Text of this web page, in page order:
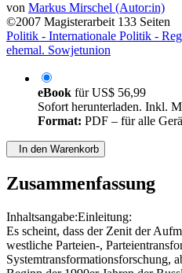
von Markus Mirschel (Autor:in)
©2007 Magisterarbeit 133 Seiten
Politik - Internationale Politik -
ehemal. Sowjetunion
eBook fürUS$ 56,99
Sofort herunterladen. Inkl.
Format: PDF – für alle
In den Warenkorb
Zusammenfassung
Inhaltsangabe:Einleitung:
Es scheint, dass der Zenit der
westliche Parteien-,
Systemtransformationsforschung,